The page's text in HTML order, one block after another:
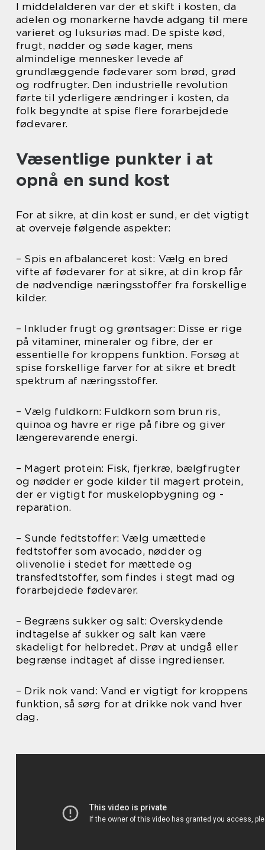
I middelalderen var der et skift i kosten, da
adelen og monarkerne havde adgang til mere
varieret og luksuriøs mad. De spiste kød,
frugt, nødder og søde kager, mens
almindelige mennesker levede af
grundlæggende fødevarer som brød, grød
og rodfrugter. Den industrielle revolution
førte til yderligere ændringer i kosten, da
folk begyndte at spise flere forarbejdede
fødevarer.
Væsentlige punkter i at
opnå en sund kost
For at sikre, at din kost er sund, er det vigtigt
at overveje følgende aspekter:
– Spis en afbalanceret kost: Vælg en bred
vifte af fødevarer for at sikre, at din krop får
de nødvendige næringsstoffer fra forskellige
kilder.
– Inkluder frugt og grøntsager: Disse er rige
på vitaminer, mineraler og fibre, der er
essentielle for kroppens funktion. Forsøg at
spise forskellige farver for at sikre et bredt
spektrum af næringsstoffer.
– Vælg fuldkorn: Fuldkorn som brun ris,
quinoa og havre er rige på fibre og giver
længerevarende energi.
– Magert protein: Fisk, fjerkræ, bælgfrugter
og nødder er gode kilder til magert protein,
der er vigtigt for muskelopbygning og -
reparation.
– Sunde fedtstoffer: Vælg umættede
fedtstoffer som avocado, nødder og
olivenolie i stedet for mættede og
transfedtstoffer, som findes i stegt mad og
forarbejdede fødevarer.
– Begræns sukker og salt: Overskydende
indtagelse af sukker og salt kan være
skadeligt for helbredet. Prøv at undgå eller
begrænse indtaget af disse ingredienser.
– Drik nok vand: Vand er vigtigt for kroppens
funktion, så sørg for at drikke nok vand hver
dag.